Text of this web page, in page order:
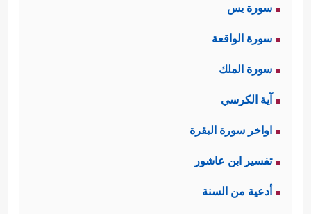
سورة يس
سورة الواقعة
سورة الملك
آية الكرسي
اواخر سورة البقرة
تفسير ابن عاشور
أدعية من السنة